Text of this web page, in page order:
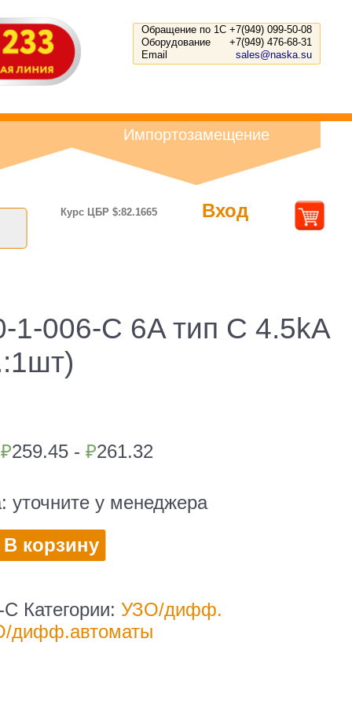
Обращение по 1С +7(949) 099-50-08
Оборудование
+7(949) 476-68-31
Email
sales@naska.su
Импортозамещение
Курс ЦБР $:82.1665 Вход
006-C 6A тип C 4.5kA
₽259.45 - ₽261.32
уточните у менеджера
В корзину
C Категории:УЗО/дифф.
дифф.автоматы